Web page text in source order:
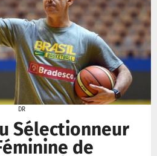
DR
Sélectionneur
de